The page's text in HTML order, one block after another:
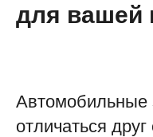
для
Автомобильные
отличаться